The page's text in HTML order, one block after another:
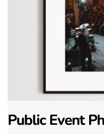
Public Event